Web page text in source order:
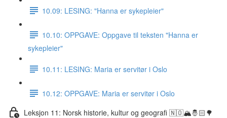
10.09: LESING: "Hanna er sykepleier"
10.10: OPPGAVE: Oppgave til teksten "Hanna er
sykepleier"
10.11: LESING: Maria er servitør i Oslo
10.12: OPPGAVE: Maria er servitør i Oslo
Leksjon 11: Norsk historie, kultur og geografi 🇳🇴🏔🤴🏻🌳